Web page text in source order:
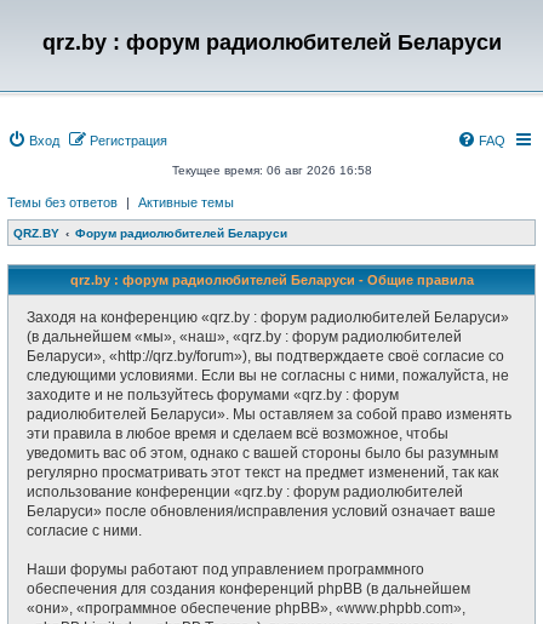
qrz.by : форум радиолюбителей Беларуси
Вход Регистрация FAQ
Текущее время: 06 авг 2026 16:58
Темы без ответов | Активные темы
QRZ.BY Форум радиолюбителей Беларуси
qrz.by : форум радиолюбителей Беларуси - Общие правила
Заходя на конференцию «qrz.by : форум радиолюбителей Беларуси»
(в дальнейшем «мы», «наш», «qrz.by : форум радиолюбителей
Беларуси», «http://qrz.by/forum»), вы подтверждаете своё согласие со
следующими условиями. Если вы не согласны с ними, пожалуйста, не
заходите и не пользуйтесь форумами «qrz.by : форум
радиолюбителей Беларуси». Мы оставляем за собой право изменять
эти правила в любое время и сделаем всё возможное, чтобы
уведомить вас об этом, однако с вашей стороны было бы разумным
регулярно просматривать этот текст на предмет изменений, так как
использование конференции «qrz.by : форум радиолюбителей
Беларуси» после обновления/исправления условий означает ваше
согласие с ними.
Наши форумы работают под управлением программного
обеспечения для создания конференций phpBB (в дальнейшем
«они», «программное обеспечение phpBB», «www.phpbb.com»,